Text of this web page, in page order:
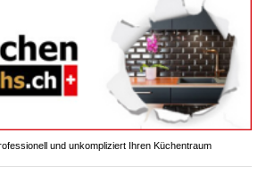
und unkompliziert Ihren Küchentraum